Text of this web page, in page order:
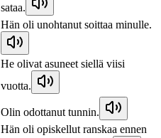
sataa.
Hän oli unohtanut soittaa minulle.
He olivat asuneet siellä viisi
vuotta.
Olin odottanut tunnin.
Hän oli opiskellut ranskaa ennen